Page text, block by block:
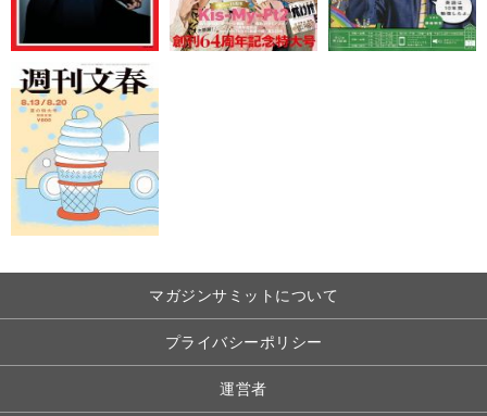
マガジンサミットについて
プライバシーポリシー
運営者